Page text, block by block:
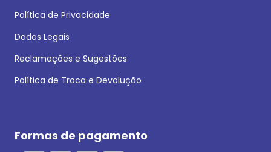
Política de Privacidade
Dados Legais
Reclamações e Sugestões
Política de Troca e Devolução
Formas de pagamento